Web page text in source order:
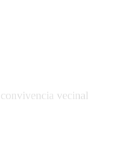
vecinal